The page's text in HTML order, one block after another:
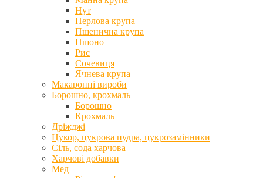
Нут
Перлова крупа
Пшенична крупа
Пшоно
Рис
Сочевиця
Ячнева крупа
Макаронні вироби
Борошно, крохмаль
Борошно
Крохмаль
Дріжджі
Цукор, цукрова пудра, цукрозамінники
Сіль, сода харчова
Харчові добавки
Мед